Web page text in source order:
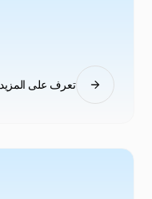
تعرف على المزيد